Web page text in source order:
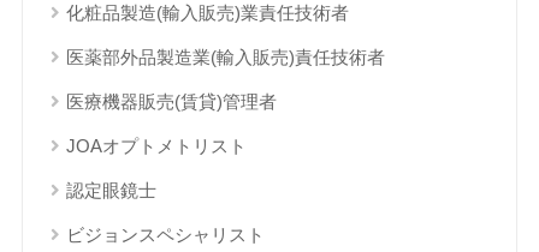
化粧品製造(輸入販売)業責任技術者
医薬部外品製造業(輸入販売)責任技術者
医療機器販売(賃貸)管理者
JOAオプトメトリスト
認定眼鏡士
ビジョンスペシャリスト